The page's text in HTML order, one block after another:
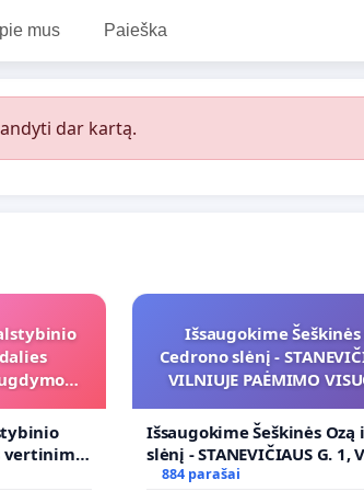
mus Paieška
dar kartą.
vertinimo
Išsaugokime
Cedrono slėnį -
VILNIUJE PAĖMIMO
PRITAIKYMO VIEŠAJAI
FUNKCIJAI
Išsaugokime Šeškinės Ozą
slėnį - STANEVIČIAUS G. 1,
PAĖMIMO VISUOMENĖS
884 parašai